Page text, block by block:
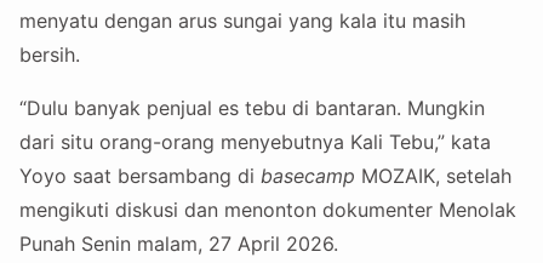
menyatu dengan arus sungai yang kala itu masih
bersih.
“Dulu banyak penjual es tebu di bantaran. Mungkin
dari situ orang-orang menyebutnya Kali Tebu,” kata
Yoyo saat bersambang di basecamp MOZAIK, setelah
mengikuti diskusi dan menonton dokumenter Menolak
Punah Senin malam, 27 April 2026.